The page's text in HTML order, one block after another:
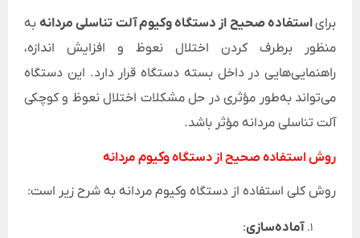
برایاستفاده صحیح از دستگاه وکیوم آلت تناسلی مردانه به
منظور برطرف کردن اختلال نعوظ و افزایش اندازه،
راهنمایی‌هایی در داخل بسته دستگاه قرار دارد. این دستگاه
می‌تواند به‌طور مؤثری در حل مشکلات اختلال نعوظ و کوچکی
آلت تناسلی مردانه مؤثر باشد.
روش استفاده صحیح از دستگاه وکیوم مردانه
روش کلی استفاده از دستگاه وکیوم مردانه به شرح زیر است:
آماده‌سازی: